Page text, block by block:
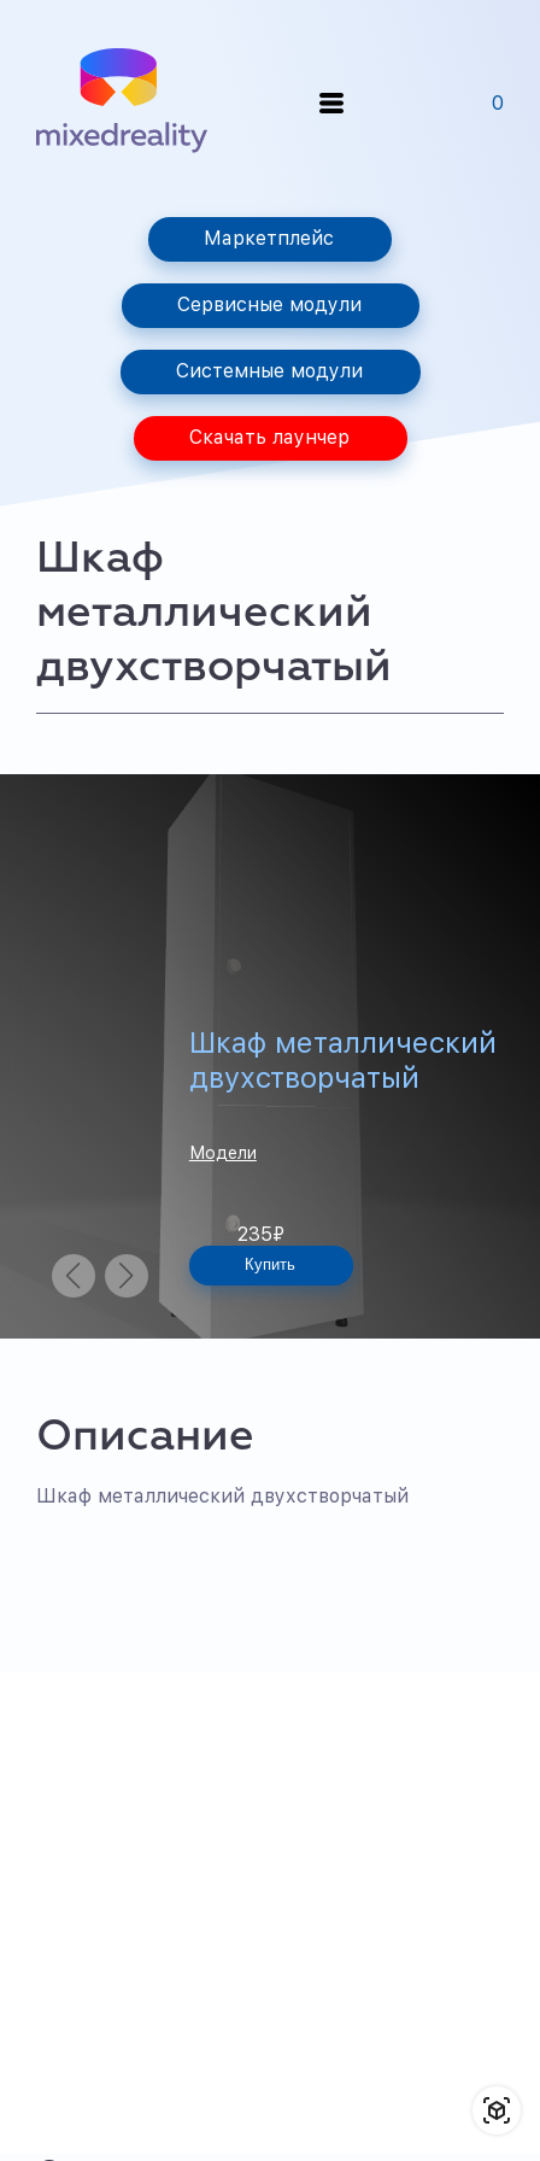
0
Маркетплейс
Сервисные модули
Системные модули
Скачать лаунчер
Шкаф
металлический
двухстворчатый
Шкаф металлический
двухстворчатый
Модели
235₽
Купить
Описание
Шкаф металлический двухстворчатый